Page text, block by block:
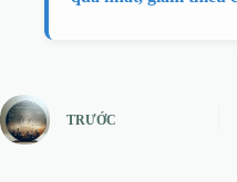
TRƯỚC